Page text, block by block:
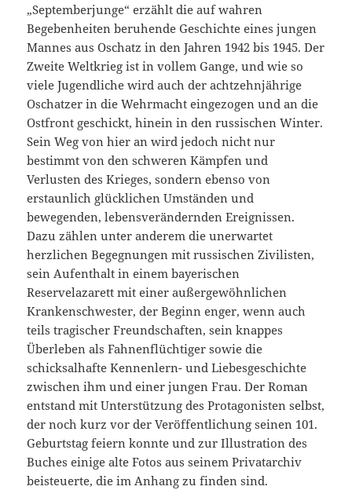
„Septemberjunge“ erzählt die auf wahren
Begebenheiten beruhende Geschichte eines jungen
Mannes aus Oschatz in den Jahren 1942 bis 1945. Der
Zweite Weltkrieg ist in vollem Gange, und wie so
viele Jugendliche wird auch der achtzehnjährige
Oschatzer in die Wehrmacht eingezogen und an die
Ostfront geschickt, hinein in den russischen Winter.
Sein Weg von hier an wird jedoch nicht nur
bestimmt von den schweren Kämpfen und
Verlusten des Krieges, sondern ebenso von
erstaunlich glücklichen Umständen und
bewegenden, lebensverändernden Ereignissen.
Dazu zählen unter anderem die unerwartet
herzlichen Begegnungen mit russischen Zivilisten,
sein Aufenthalt in einem bayerischen
Reservelazarett mit einer außergewöhnlichen
Krankenschwester, der Beginn enger, wenn auch
teils tragischer Freundschaften, sein knappes
Überleben als Fahnenflüchtiger sowie die
schicksalhafte Kennenlern- und Liebesgeschichte
zwischen ihm und einer jungen Frau. Der Roman
entstand mit Unterstützung des Protagonisten selbst,
der noch kurz vor der Veröffentlichung seinen 101.
Geburtstag feiern konnte und zur Illustration des
Buches einige alte Fotos aus seinem Privatarchiv
beisteuerte, die im Anhang zu finden sind.